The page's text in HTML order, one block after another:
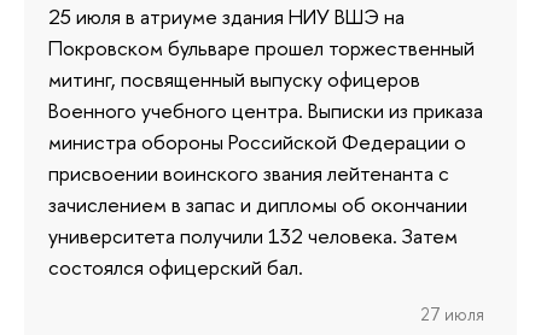
25 июля в атриуме здания НИУ ВШЭ на
Покровском бульваре прошел торжественный
митинг, посвященный выпуску офицеров
Военного учебного центра. Выписки из приказа
министра обороны Российской Федерации о
присвоении воинского звания лейтенанта с
зачислением в запас и дипломы об окончании
университета получили 132 человека. Затем
состоялся офицерский бал.
27 июля